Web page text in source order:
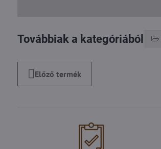
Továbbiak a kategóriából
Előző termék